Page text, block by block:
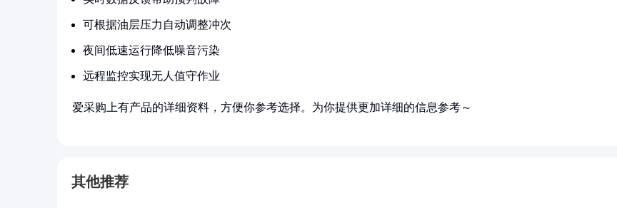
可根据油层压力自动调整冲次
夜间低速运行降低噪音污染
远程监控实现无人值守作业
爱采购上有产品的详细资料，方便你参考选择。为你提供更加详细的信息参考～
其他推荐